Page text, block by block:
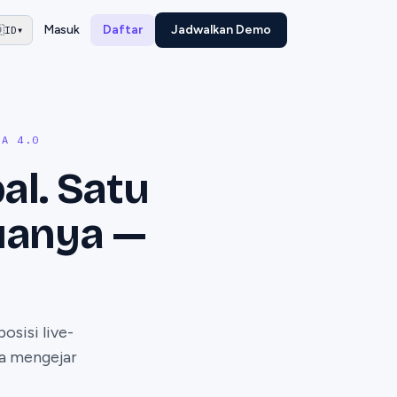
ID▾ Masuk Daftar Jadwalkan Demo
4.0
Satu
—
live-
mengejar